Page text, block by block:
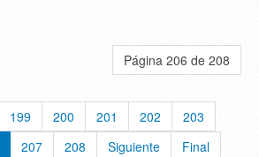
Página 206 de 208
199 200 201 202
203
207 208 Siguiente Final